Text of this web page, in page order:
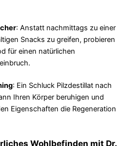
: Anstatt nachmittags zu einer
Snacks zu greifen, probieren
für einen natürlichen
: Ein Schluck Pilzdestillat nach
Ihren Körper beruhigen und
Eigenschaften die Regeneration
Wohlbefinden mit Dr.